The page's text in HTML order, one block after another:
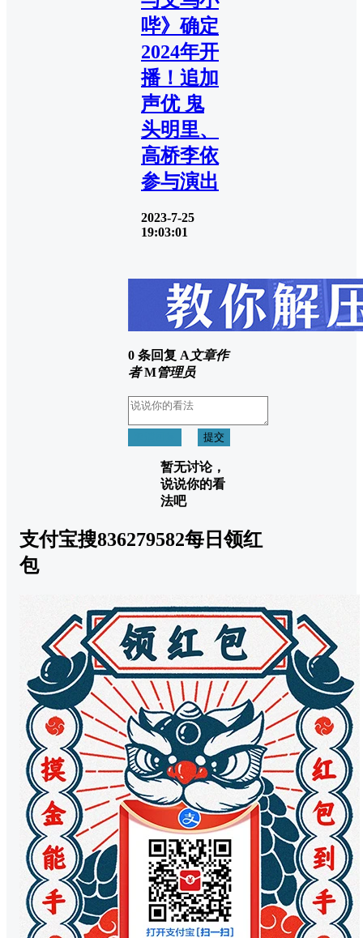
哔》确定
2024年开
播！追加
声优 鬼
头明里、
高桥李依
参与演出
2023-7-25
19:03:01
0 条回复 A文章作
者 M管理员
提交
暂无讨论，
说说你的看
法吧
支付宝搜836279582每日领红
包